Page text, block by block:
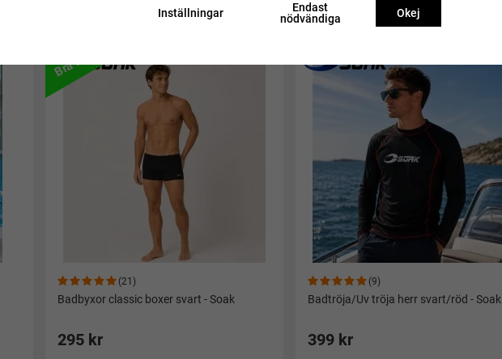
Rekommenderade tillbehör till denna produkt
(21)
Badbyxor classic boxer svart - Soak
Bra köp
295 kr
(9)
Badtröja/Uv tröja herr svart/röd - Soak
399 kr
Inställningar
Endast
nödvändiga
Okej